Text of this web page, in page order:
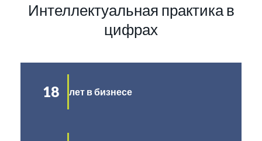
Интеллектуальная практика в
цифрах
18 лет в бизнесе